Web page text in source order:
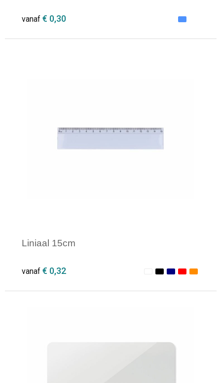
vanaf € 0,30
Liniaal 15cm
vanaf € 0,32